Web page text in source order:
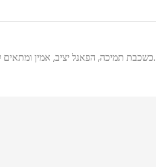
עם MDF כשכבת תמיכה, הפאנל יציב, אמין ומתאים לפרויקטים למגורים ולמסחר כאחד.